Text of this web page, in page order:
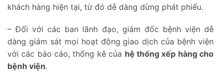
khách hàng hiện tại, từ đó dễ dàng dừng phát phiếu.
– Đối với các ban lãnh đạo, giám đốc bệnh viện dễ
dàng giám sát mọi hoạt động giao dịch của bệnh viện
với các báo cáo, thống kê của hệ thống xếp hàng cho
bệnh viện.